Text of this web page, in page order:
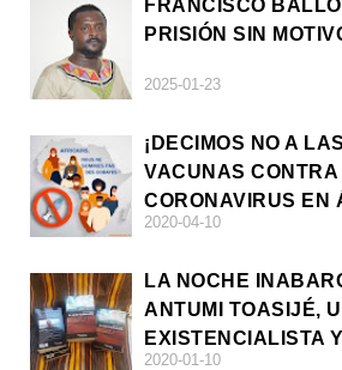
FRANCISCO
PRISIÓN SIN
2025-01-23
¡DECIMOS NO A
VACUNAS CONTRA
CORONAVIRUS EN
2020-04-10
LA NOCHE
ANTUMI TOASIJÉ,
EXISTENCIALISTA
2020-01-10